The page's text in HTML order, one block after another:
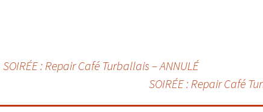
SOIRÉE : Repair Café Turballais – ANNULÉ
SOIRÉE : Repair Café